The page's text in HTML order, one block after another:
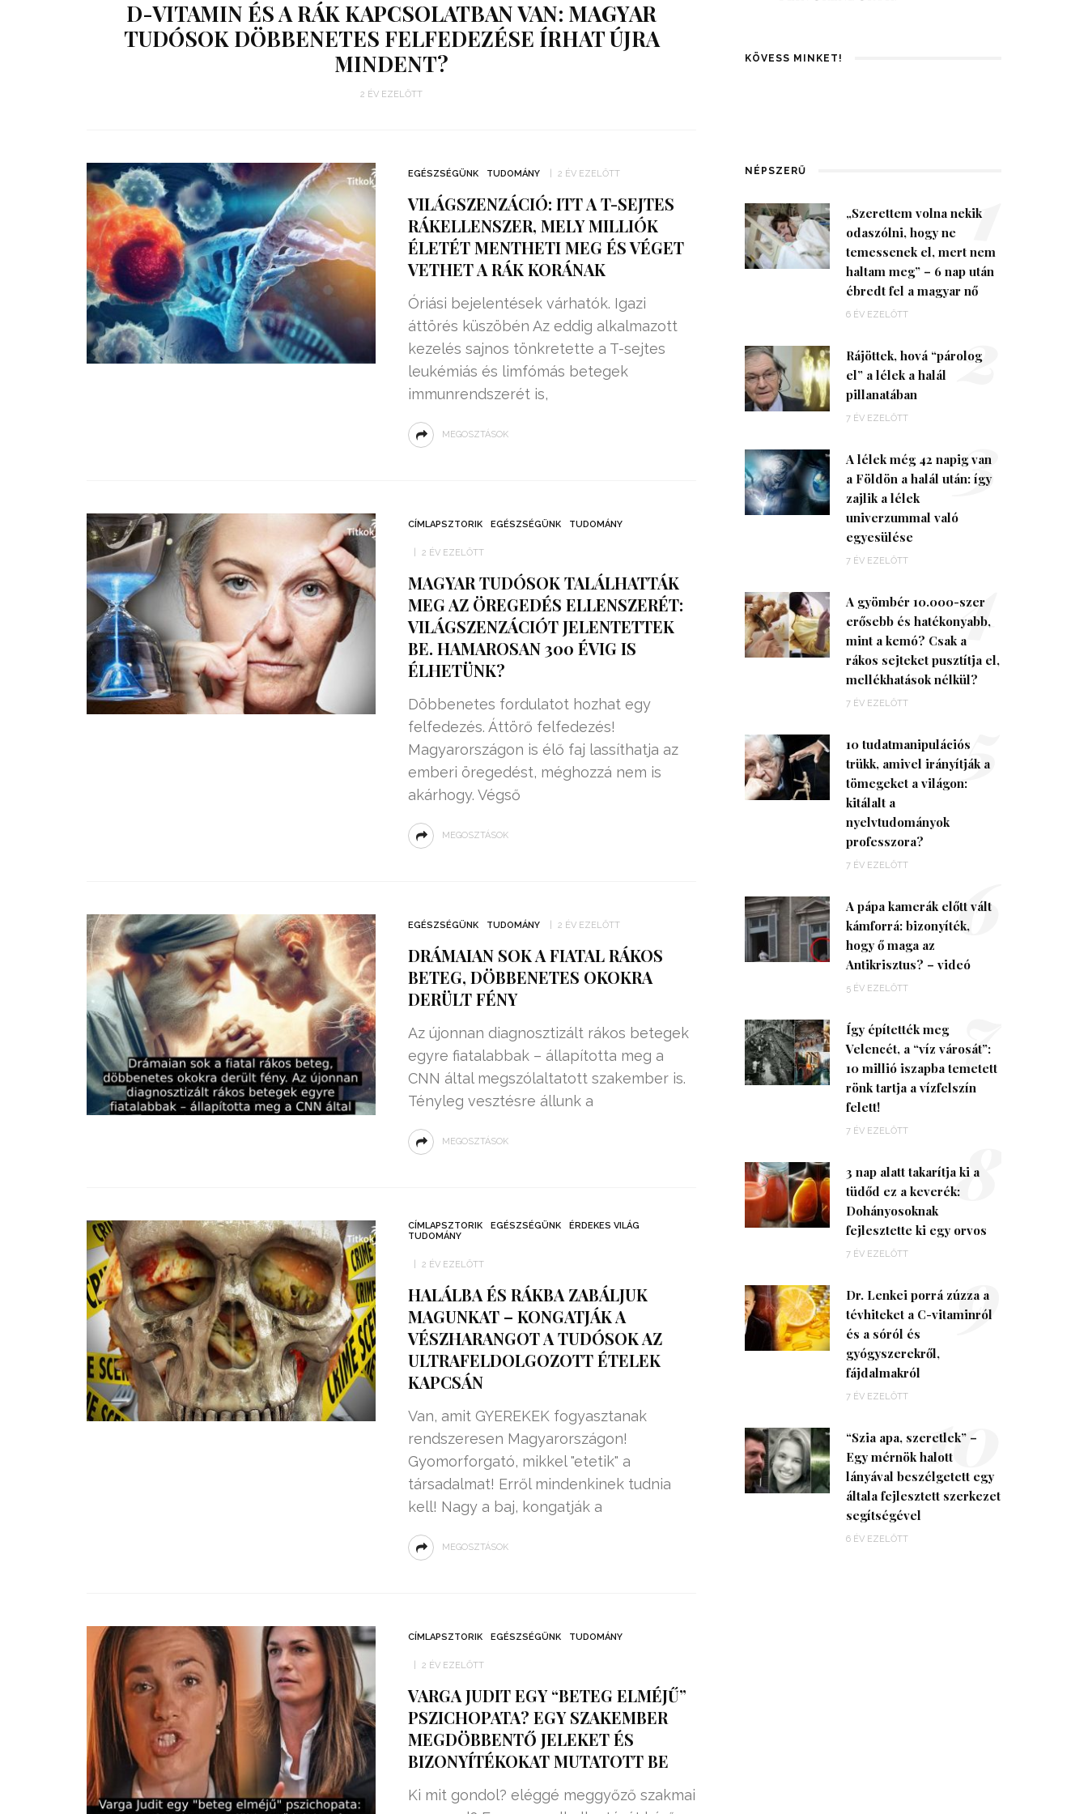
D-VITAMIN ÉS A RÁK KAPCSOLATBAN VAN: MAGYAR
TUDÓSOK DÖBBENETES FELFEDEZÉSE ÍRHAT ÚJRA
MINDENT?
2 ÉV EZELŐTT
EGÉSZSÉGÜNK TUDOMÁNY 2 ÉV EZELŐTT
VILÁGSZENZÁCIÓ: ITT A T-SEJTES
RÁKELLENSZER, MELY MILLIÓK
ÉLETÉT MENTHETI MEG ÉS VÉGET
VETHET A RÁK KORÁNAK
Óriási bejelentések várhatók. Igazi
áttörés küszöbén Az eddig alkalmazott
kezelés sajnos tönkretette a T-sejtes
leukémiás és limfómás betegek
immunrendszerét is,
MEGOSZTÁSOK
CÍMLAPSZTORIK EGÉSZSÉGÜNK TUDOMÁNY
2 ÉV EZELŐTT
MAGYAR TUDÓSOK TALÁLHATTÁK
MEG AZ ÖREGEDÉS ELLENSZERÉT:
VILÁGSZENZÁCIÓT JELENTETTEK
BE. HAMAROSAN 300 ÉVIG IS
ÉLHETÜNK?
Döbbenetes fordulatot hozhat egy
felfedezés. Áttörő felfedezés!
Magyarországon is élő faj lassíthatja az
emberi öregedést, méghozzá nem is
akárhogy. Végső
MEGOSZTÁSOK
EGÉSZSÉGÜNK TUDOMÁNY 2 ÉV EZELŐTT
DRÁMAIAN SOK A FIATAL RÁKOS
BETEG, DÖBBENETES OKOKRA
DERÜLT FÉNY
Az újonnan diagnosztizált rákos betegek
egyre fiatalabbak – állapította meg a
CNN által megszólaltatott szakember is.
Tényleg vesztésre állunk a
MEGOSZTÁSOK
CÍMLAPSZTORIK EGÉSZSÉGÜNK
ÉRDEKES VILÁG
TUDOMÁNY
2 ÉV EZELŐTT
HALÁLBA ÉS RÁKBA ZABÁLJUK
MAGUNKAT – KONGATJÁK A
VÉSZHARANGOT A TUDÓSOK AZ
ULTRAFELDOLGOZOTT ÉTELEK
KAPCSÁN
Van, amit GYEREKEK fogyasztanak
rendszeresen Magyarországon!
Gyomorforgató, mikkel "etetik" a
társadalmat! Erről mindenkinek tudnia
kell! Nagy a baj, kongatják a
MEGOSZTÁSOK
CÍMLAPSZTORIK EGÉSZSÉGÜNK TUDOMÁNY
2 ÉV EZELŐTT
VARGA JUDIT EGY “BETEG ELMÉJŰ”
PSZICHOPATA? EGY SZAKEMBER
MEGDÖBBENTŐ JELEKET ÉS
BIZONYÍTÉKOKAT MUTATOTT BE
Ki mit gondol? eléggé meggyőző szakmai
KÖVESS MINKET!
NÉPSZERŰ
„Szerettem volna nekik
odaszólni, hogy ne
temessenek el, mert nem
haltam meg” – 6 nap után
ébredt fel a magyar nő
6 ÉV EZELŐTT
1
Rájöttek, hová “párolog
el” a lélek a halál
pillanatában
7 ÉV EZELŐTT
2
A lélek még 42 napig van
a Földön a halál után: így
zajlik a lélek
univerzummal való
egyesülése
7 ÉV EZELŐTT
3
A gyömbér 10.000-szer
erősebb és hatékonyabb,
mint a kemó? Csak a
rákos sejteket pusztítja el,
mellékhatások nélkül?
7 ÉV EZELŐTT
4
10 tudatmanipulációs
trükk, amivel irányítják a
tömegeket a világon:
kitálalt a
nyelvtudományok
professzora?
7 ÉV EZELŐTT
5
A pápa kamerák előtt vált
kámforrá: bizonyíték,
hogy ő maga az
Antikrisztus? – videó
5 ÉV EZELŐTT
6
Így építették meg
Velencét, a “víz városát”:
10 millió iszapba temetett
rönk tartja a vízfelszín
felett!
7 ÉV EZELŐTT
7
3 nap alatt takarítja ki a
tüdőd ez a keverék:
Dohányosoknak
fejlesztette ki egy orvos
7 ÉV EZELŐTT
8
Dr. Lenkei porrá zúzza a
tévhiteket a C-vitaminról
és a sóról és
gyógyszerekről,
fájdalmakról
7 ÉV EZELŐTT
9
“Szia apa, szeretlek” –
Egy mérnök halott
lányával beszélgetett egy
általa fejlesztett szerkezet
segítségével
6 ÉV EZELŐTT
10